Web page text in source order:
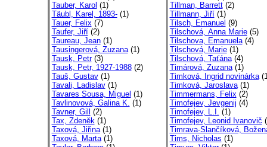
Tauber, Karol (1)
Täubl, Karel, 1893-(1)
Tauer, Felix(7)
Taufer, Jiří(2)
Taureau, Jean(1)
Tausingerová, Zuzana(1)
Tausk, Petr(3)
Tausk, Petr, 1927-1988(2)
Tauš, Gustav(1)
Tavali, Ladislav(1)
Tavares Sousa, Miguel (1)
Tavlinovová, Galina K. (1)
Tavner, Gill
(2)
Tax, Zdeněk(1)
Taxová, Jiřina(1)
Taxová, Marta(1)
Tillman, Barrett(2)
Tillmann, Jiří(1)
Tilsch, Emanuel (9)
Tilschová, Anna Marie(5)
Tilschova, Emanuela(4)
Tilschová, Marie(1)
Tilschová, Taťána(4)
Timárová, Zuzana(1)
Timková, Ingrid novinárka
Timková, Jaroslava(1)
Timmermans, Felix(2)
Timofejev, Jevgenij (4)
Timofejev, L.I. (1)
Timofejev, Leonid Ivanovič
Timrava-Slančíková,
Tims, Nicholas (1)